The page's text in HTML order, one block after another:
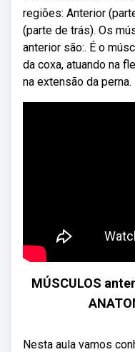
regiões: Anterior
(parte de trás). Os
anterior são:. É o
da coxa, atuando na
na extensão da perna.
MÚSCULOS
Nesta aula vamos